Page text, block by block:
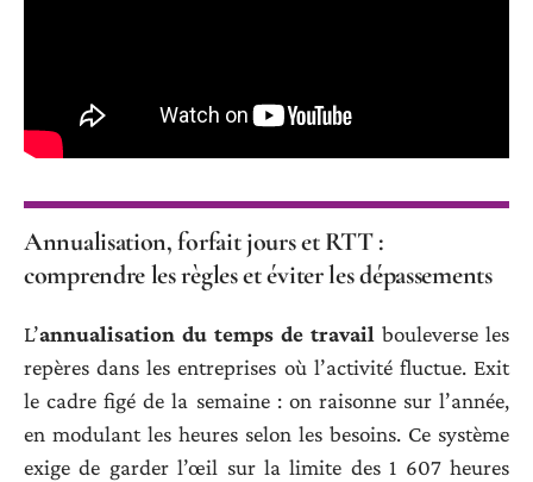
Annualisation, forfait jours et RTT :
comprendre les règles et éviter les dépassements
L’annualisation du temps de travail bouleverse les
repères dans les entreprises où l’activité fluctue. Exit
le cadre figé de la semaine : on raisonne sur l’année,
en modulant les heures selon les besoins. Ce système
exige de garder l’œil sur la limite des 1 607 heures